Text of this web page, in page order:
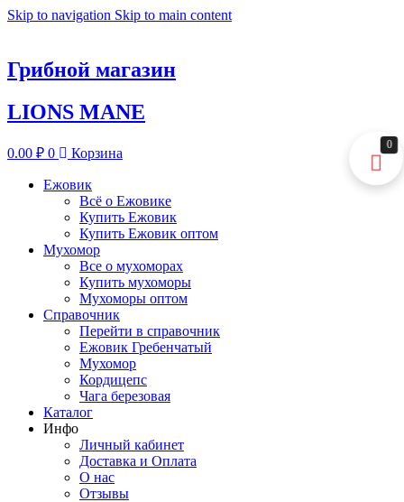
Skip to navigation Skip to main content
Грибной магазин
LIONS MANE
0.00 ₽ 0 Корзина
Ежовик
Всё о Ежовике
Купить Ежовик
Купить Ежовик оптом
Мухомор
Все о мухоморах
Купить мухоморы
Мухоморы оптом
Справочник
Перейти в справочник
Ежовик Гребенчатый
Мухомор
Кордицепс
Чага березовая
Каталог
Инфо
Личный кабинет
Доставка и Оплата
О нас
Отзывы
0